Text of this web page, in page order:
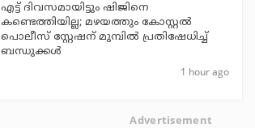
എട്ട് ദിവസമായിട്ടും ഷിജിനെ
കണ്ടെത്തിയില്ല; മഴയത്തും കോസ്റ്റല്‍
പൊലീസ് സ്റ്റേഷന് മുമ്പില്‍ പ്രതിഷേധിച്ച്
ബന്ധുക്കള്‍
1 hour ago
Advertisement